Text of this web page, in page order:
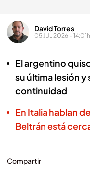
David Torres
05 JUL 2026 - 14:01h.
El argentino
su última lesión
continuidad
En Italia hablan
Beltrán está
Compartir